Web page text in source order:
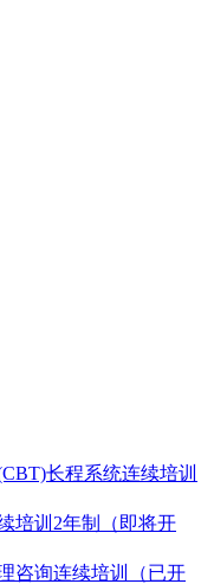
长程系统连续培训
培训2年制（即将开
咨询连续培训（已开